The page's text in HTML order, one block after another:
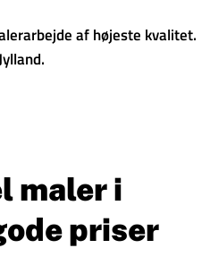
af højeste kvalitet.
maler i
priser